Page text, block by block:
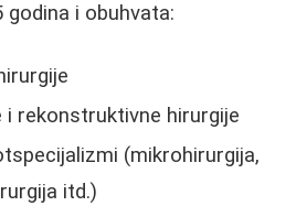
godina i obuhvata:
i rekonstruktivne hirurgije
(mikrohirurgija,
itd.)